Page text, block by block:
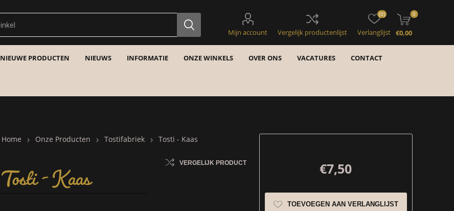
Mijn account Vergelijk productenlijst Verlanglijst
(0) 0
€0,00
NIEUWE PRODUCTEN NIEUWS INFORMATIE ONZE WINKELS OVER ONS VACATURES CONTACT
Home Onze Producten Tostifabriek Tosti - Kaas
Tosti - Kaas VERGELIJK PRODUCT €7,50
TOEVOEGEN AAN VERLANGLIJST